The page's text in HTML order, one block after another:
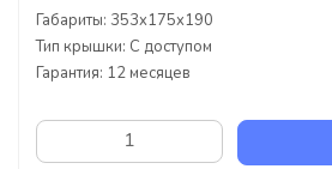
Габариты: 353x175x190
Тип крышки: С доступом
Гарантия: 12 месяцев